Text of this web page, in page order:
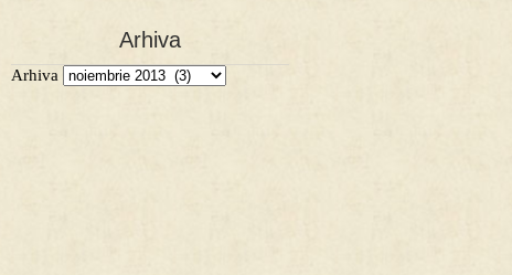
Arhiva
Arhiva